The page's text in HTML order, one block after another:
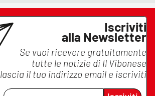
Iscriviti
alla Newsletter
Se vuoi ricevere gratuitamente
tutte le notizie di Il Vibonese
lascia il tuo indirizzo email e iscriviti